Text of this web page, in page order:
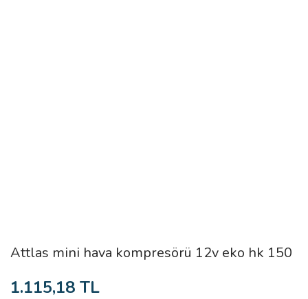
Attlas mini hava kompresörü 12v eko hk 150
1.115,18 TL